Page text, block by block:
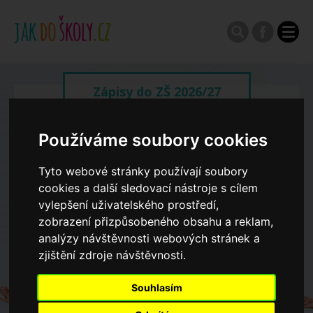
Používáme soubory cookies
Tyto webové stránky používají soubory
cookies a další sledovací nástroje s cílem
vylepšení uživatelského prostředí,
zobrazení přizpůsobeného obsahu a reklam,
analýzy návštěvnosti webových stránek a
zjištění zdroje návštěvnosti.
Souhlasím
Zápisy do ZŠ 2026/27
Výroční zprávy
Spádové oblasti ZŠ
Koncepce školství
Dny otevřených dveří ZŠ